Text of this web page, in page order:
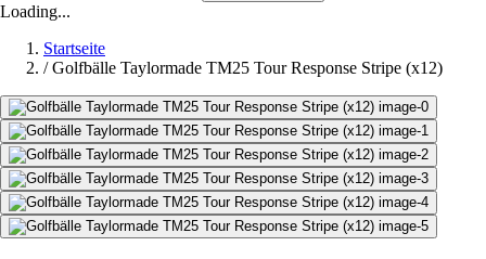
Loading...
Startseite
/ Golfbälle Taylormade TM25 Tour Response Stripe (x12)